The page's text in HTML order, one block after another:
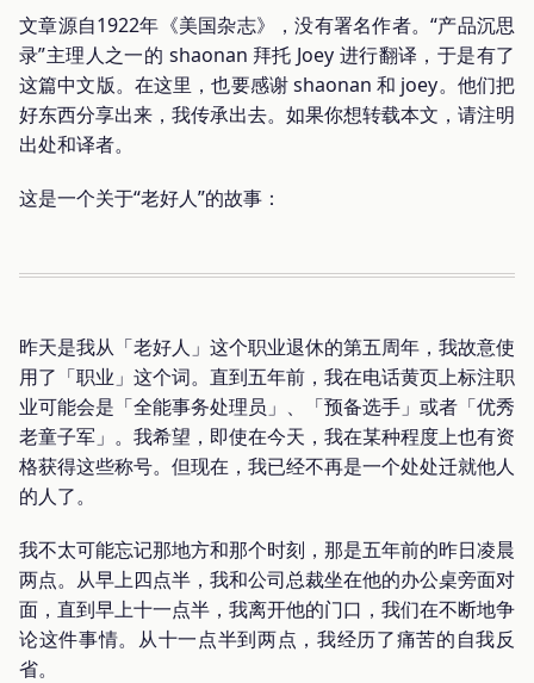
文章源自1922年《美国杂志》，没有署名作者。“产品沉思
录”主理人之一的 shaonan 拜托 Joey 进行翻译，于是有了
这篇中文版。在这里，也要感谢 shaonan 和 joey。他们把
好东西分享出来，我传承出去。如果你想转载本文，请注明
出处和译者。
这是一个关于“老好人”的故事：
昨天是我从「老好人」这个职业退休的第五周年，我故意使
用了「职业」这个词。直到五年前，我在电话黄页上标注职
业可能会是「全能事务处理员」、「预备选手」或者「优秀
老童子军」。我希望，即使在今天，我在某种程度上也有资
格获得这些称号。但现在，我已经不再是一个处处迁就他人
的人了。
我不太可能忘记那地方和那个时刻，那是五年前的昨日凌晨
两点。从早上四点半，我和公司总裁坐在他的办公桌旁面对
面，直到早上十一点半，我离开他的门口，我们在不断地争
论这件事情。从十一点半到两点，我经历了痛苦的自我反
省。